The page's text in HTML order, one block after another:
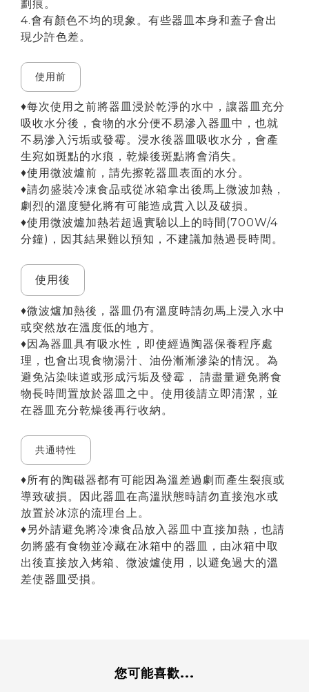
劃痕。
4.會有顏色不均的現象。有些器皿本身和蓋子會出
現少許色差。
使用前
♦每次使用之前將器皿浸於乾淨的水中，讓器皿充分
吸收水分後，食物的水分便不易滲入器皿中，也就
不易滲入污垢或發霉。浸水後器皿吸收水分，會產
生宛如斑點的水痕，乾燥後斑點將會消失。
♦使用微波爐前，請先擦乾器皿表面的水分。
♦請勿盛裝冷凍食品或從冰箱拿出後馬上微波加熱，
劇烈的溫度變化將有可能造成貫入以及破損。
♦使用微波爐加熱若超過實驗以上的時間(700W/4
分鐘)，因其結果難以預知，不建議加熱過長時間。
使用後
♦微波爐加熱後，器皿仍有溫度時請勿馬上浸入水中
或突然放在溫度低的地方。
♦因為器皿具有吸水性，即使經過陶器保養程序處
理，也會出現食物湯汁、油份漸漸滲染的情況。為
避免沾染味道或形成污垢及發霉， 請盡量避免將食
物長時間置放於器皿之中。使用後請立即清潔，並
在器皿充分乾燥後再行收納。
共通特性
♦所有的陶磁器都有可能因為溫差過劇而產生裂痕或
導致破損。因此器皿在高溫狀態時請勿直接泡水或
放置於冰涼的流理台上。
♦另外請避免將冷凍食品放入器皿中直接加熱，也請
勿將盛有食物並冷藏在冰箱中的器皿，由冰箱中取
出後直接放入烤箱、微波爐使用，以避免過大的溫
差使器皿受損。
您可能喜歡...